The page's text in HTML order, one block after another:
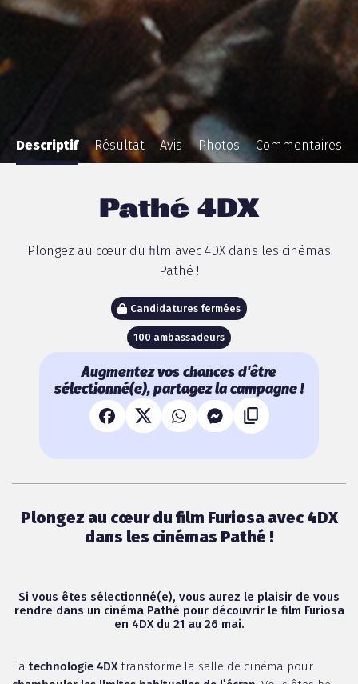
Descriptif Résultat Avis Photos Commentaires
Pathé 4DX
Plongez au cœur du film avec 4DX dans les cinémas
Pathé !
Candidatures fermées
100 ambassadeurs
Augmentez vos chances d'être
sélectionné(e), partagez la campagne !
Plongez au cœur du film Furiosa avec 4DX
dans les cinémas Pathé !
Si vous êtes sélectionné(e), vous aurez le plaisir de vous
rendre dans un cinéma Pathé pour découvrir le film Furiosa
en 4DX du 21 au 26 mai.
La technologie 4DXtransforme la salle de cinéma pour